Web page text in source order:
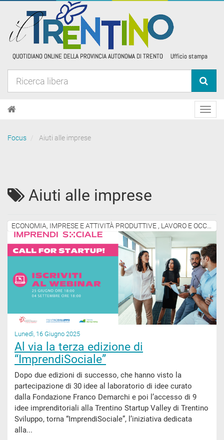
Focus Aiuti alle imprese
Aiuti alle imprese
Lunedì, 16 Giugno 2025
Al via la terza edizione di
“ImprendiSociale”
Dopo due edizioni di successo, che hanno visto la
partecipazione di 30 idee al laboratorio di idee curato
dalla Fondazione Franco Demarchi e poi l’accesso di 9
idee imprenditoriali alla Trentino Startup Valley di Trentino
Sviluppo, torna “ImprendiSociale”, l’iniziativa dedicata
alla...